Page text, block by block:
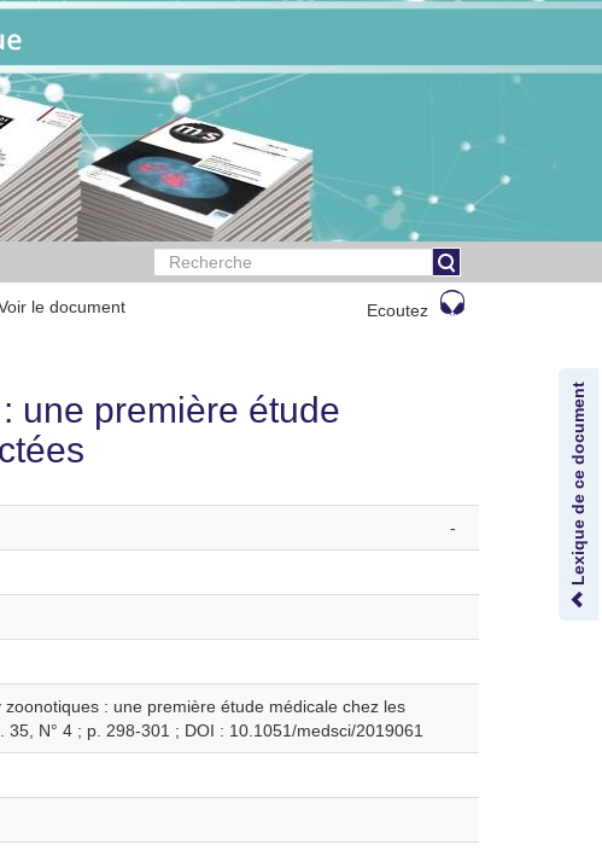
le document Ecoutez
Lexique de ce document
une première étude
-
: une première étude médicale chez les
N° 4 ; p. 298-301 ; DOI : 10.1051/medsci/2019061